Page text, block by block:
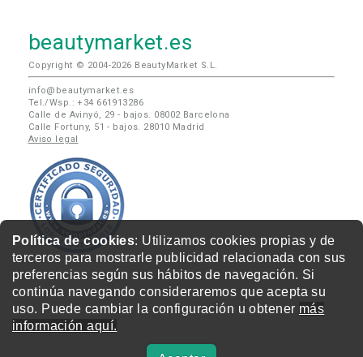
Política de cookies: Utilizamos cookies propias y de
terceros para mostrarle publicidad relacionada con sus
preferencias según sus hábitos de navegación. Si
continúa navegando consideraremos que acepta su
uso. Puede cambiar la configuración u obtener más
información aquí.
beautymarket.es
Copyright © 2004-2026 BeautyMarket S.L.
info@beautymarket.es
Tel./Wsp.: +34 661913286
Calle de Avinyó, 29 - bajos. 08002 Barcelona
Calle Fortuny, 51 - bajos. 28010 Madrid
Aviso legal